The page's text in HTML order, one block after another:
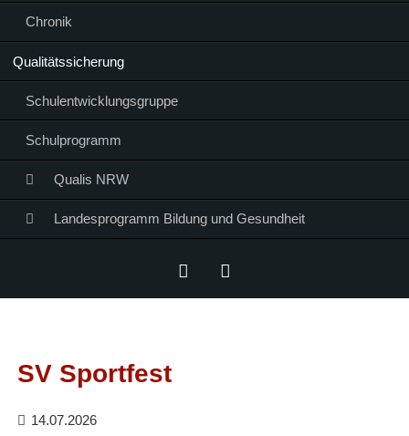
Chronik
Qualitätssicherung
Schulentwicklungsgruppe
Schulprogramm
Qualis NRW
Landesprogramm Bildung und Gesundheit
SV Sportfest
14.07.2026